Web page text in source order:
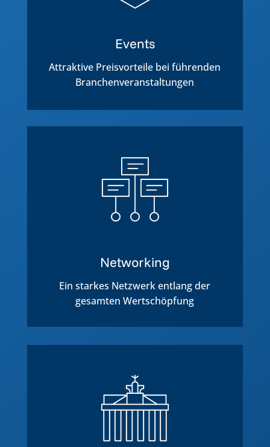
Events
Attraktive Preisvorteile bei führenden
Branchenveranstaltungen
Networking
Ein starkes Netzwerk entlang der
gesamten Wertschöpfung